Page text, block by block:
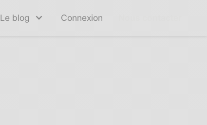
Le blog Connexion